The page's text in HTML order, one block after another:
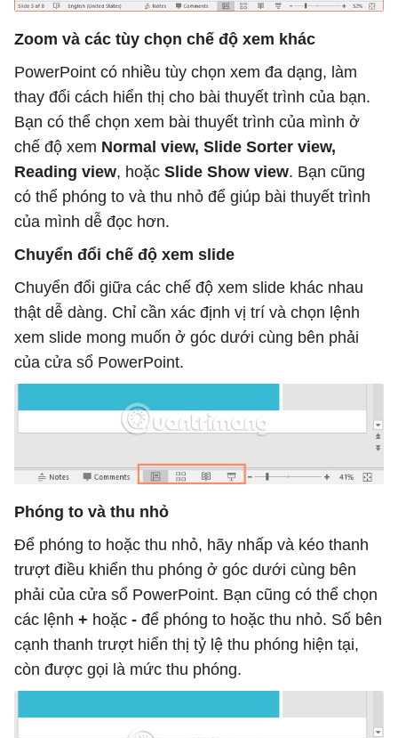
Zoom và các tùy chọn chế độ xem khác
PowerPoint có nhiều tùy chọn xem đa dạng, làm
thay đổi cách hiển thị cho bài thuyết trình của bạn.
Bạn có thể chọn xem bài thuyết trình của mình ở
chế độ xem Normal view, Slide Sorter view,
Reading view, hoặc Slide Show view. Bạn cũng
có thể phóng to và thu nhỏ để giúp bài thuyết trình
của mình dễ đọc hơn.
Chuyển đổi chế độ xem slide
Chuyển đổi giữa các chế độ xem slide khác nhau
thật dễ dàng. Chỉ cần xác định vị trí và chọn lệnh
xem slide mong muốn ở góc dưới cùng bên phải
của cửa sổ PowerPoint.
Phóng to và thu nhỏ
Để phóng to hoặc thu nhỏ, hãy nhấp và kéo thanh
trượt điều khiển thu phóng ở góc dưới cùng bên
phải của cửa sổ PowerPoint. Bạn cũng có thể chọn
các lệnh + hoặc - để phóng to hoặc thu nhỏ. Số bên
cạnh thanh trượt hiển thị tỷ lệ thu phóng hiện tại,
còn được gọi là mức thu phóng.